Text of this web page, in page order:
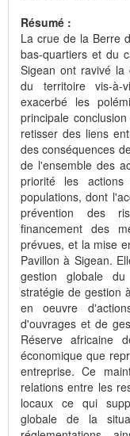
Résumé :
La crue de la Berre
bas-quartiers et du
Sigean ont ravivé la
du territoire vis-à-
exacerbé les
principale
retisser des liens
des conséquences
de l'ensemble des
priorité les
populations, dont
prévention des
financement des
prévues, et la mise
Pavillon à Sigean.
gestion globale
stratégie de gestion
en oeuvre
d'ouvrages et de
Réserve africaine
économique que
entreprise. Ce
relations entre les
locaux ce qui
globale de la